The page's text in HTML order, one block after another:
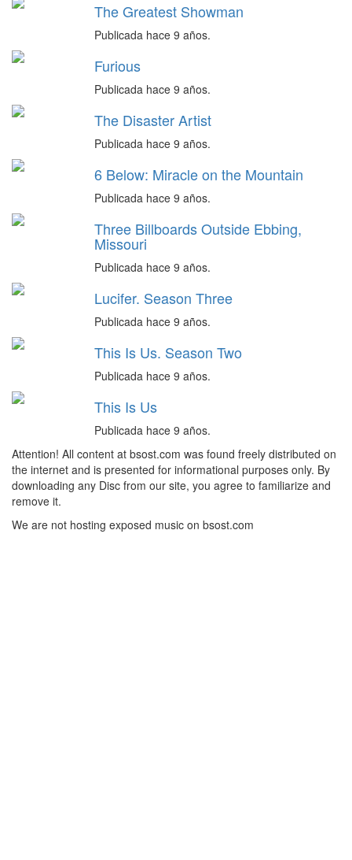
The Greatest Showman
Publicada hace 9 años.
Furious
Publicada hace 9 años.
The Disaster Artist
Publicada hace 9 años.
6 Below: Miracle on the Mountain
Publicada hace 9 años.
Three Billboards Outside Ebbing,
Missouri
Publicada hace 9 años.
Lucifer. Season Three
Publicada hace 9 años.
This Is Us. Season Two
Publicada hace 9 años.
This Is Us
Publicada hace 9 años.
Attention! All content at bsost.com was found freely distributed on
the internet and is presented for informational purposes only. By
downloading any Disc from our site, you agree to familiarize and
remove it.
We are not hosting exposed music on bsost.com